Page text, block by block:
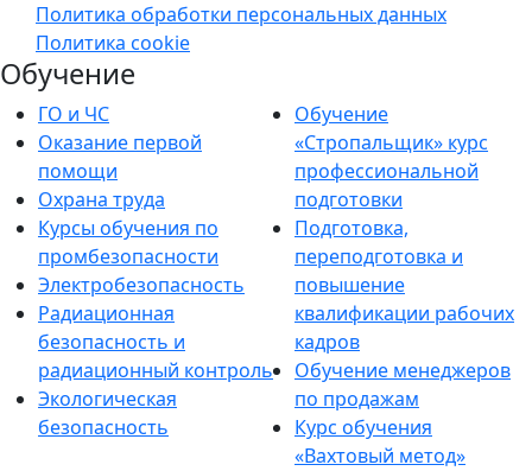
центр повышения квалификации
строительный контроль повышение квалификации
переподготовка кадров
строительный контроль Екатеринбург
удостоверение после курса обучения
дистанционное обучение строительный контроль
строительные курсы для специалистов
прохождение курсов в ЕКБ
преподавание курсов в Екатеринбурге
Политика обработки персональных данных
Политика cookie
Обучение
ГО и ЧС
Оказание первой
помощи
Охрана труда
Курсы обучения по
промбезопасности
Электробезопасность
Радиационная
безопасность и
радиационный контроль
Экологическая
безопасность
Обучение
«Стропальщик» курс
профессиональной
подготовки
Подготовка,
переподготовка и
повышение
квалификации рабочих
кадров
Обучение менеджеров
по продажам
Курс обучения
«Вахтовый метод»